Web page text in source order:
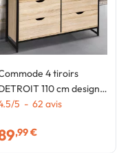
4 tiroirs
110 cm design
avec étagère
/5 - 62 avis
,99 €